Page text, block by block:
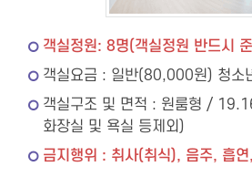
객실정원: 8명(객실정원 반드시
객실요금 : 일반(80,000원) 청
객실구조 및 면적 : 원룸형 /
화장실 및 욕실 등제외)
금지행위 : 취사(취식), 음주, 흡